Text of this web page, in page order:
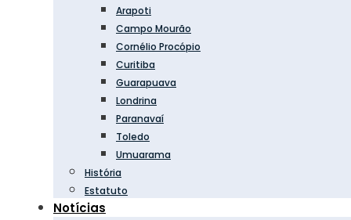
Arapoti
Campo Mourão
Cornélio Procópio
Curitiba
Guarapuava
Londrina
Paranavaí
Toledo
Umuarama
História
Estatuto
Notícias